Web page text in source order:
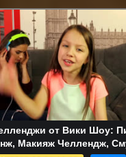
от Вики Шоу:
Макияж Челлендж,